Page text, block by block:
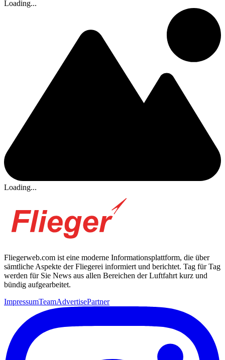
Loading...
Loading...
Fliegerweb.com ist eine moderne Informationsplattform, die über
sämtliche Aspekte der Fliegerei informiert und berichtet. Tag für Tag
werden für Sie News aus allen Bereichen der Luftfahrt kurz und
bündig aufgearbeitet.
ImpressumTeamAdvertisePartner